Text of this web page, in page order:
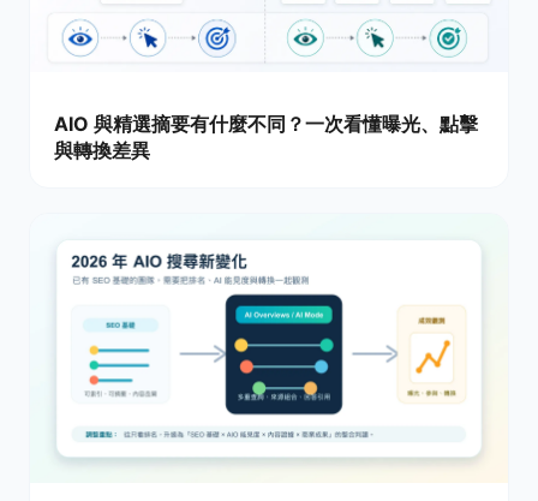
AIO 與精選摘要有什麼不同？一次看懂曝光、點擊
與轉換差異